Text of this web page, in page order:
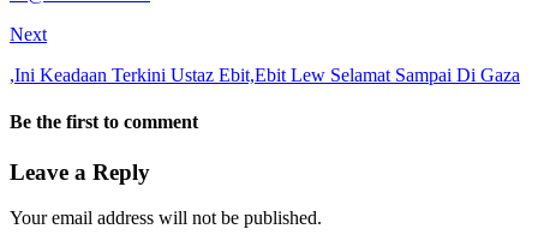
Next
,Ini Keadaan Terkini Ustaz Ebit,Ebit Lew Selamat Sampai Di Gaza
Be the first to comment
Leave a Reply
Your email address will not be published.